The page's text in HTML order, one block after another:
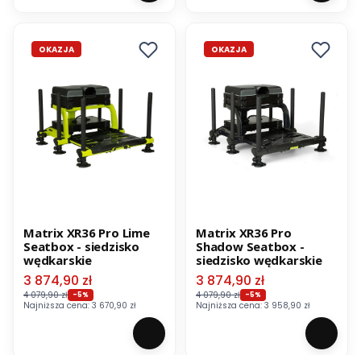
OKAZJA
Matrix XR36 Pro Lime
Seatbox - siedzisko
wędkarskie
Cena promocyjna
3 874,90 zł
4 079,90 zł -5%
Najniższa cena: 3 670,90 zł
OKAZJA
Matrix XR36 Pro
Shadow Seatbox -
siedzisko wędkarskie
Cena promocyjna
3 874,90 zł
4 079,90 zł -5%
Najniższa cena: 3 958,90 zł